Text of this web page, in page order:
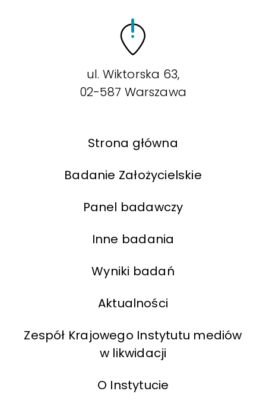
ul. Wiktorska 63,
02-587 Warszawa
Strona główna
Badanie Założycielskie
Panel badawczy
Inne badania
Wyniki badań
Aktualności
Zespół Krajowego Instytutu mediów
w likwidacji
O Instytucie